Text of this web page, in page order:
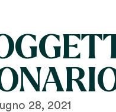
28, 2021